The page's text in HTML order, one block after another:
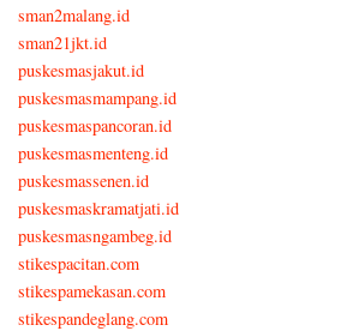
sman2malang.id
sman21jkt.id
puskesmasjakut.id
puskesmasmampang.id
puskesmaspancoran.id
puskesmasmenteng.id
puskesmassenen.id
puskesmaskramatjati.id
puskesmasngambeg.id
stikespacitan.com
stikespamekasan.com
stikespandeglang.com